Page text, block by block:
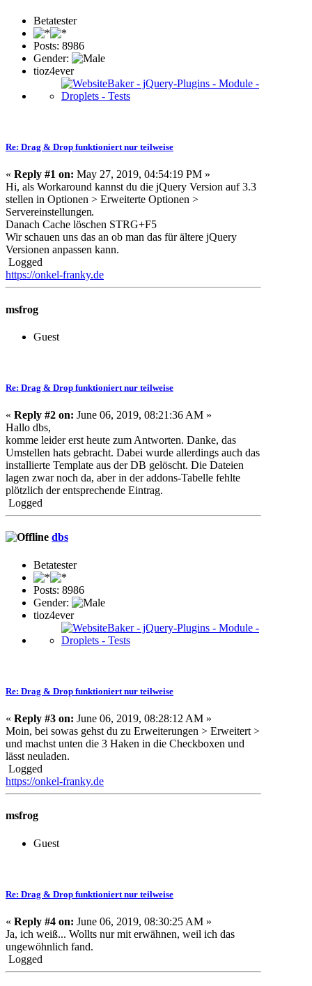
Betatester
Posts: 8986
Gender:
tioz4ever
Re: Drag & Drop funktioniert nur teilweise
« Reply #1 on: May 27, 2019, 04:54:19 PM »
Hi, als Workaround kannst du die jQuery Version auf 3.3
stellen in Optionen > Erweiterte Optionen >
Servereinstellungen.
Danach Cache löschen STRG+F5
Wir schauen uns das an ob man das für ältere jQuery
Versionen anpassen kann.
Logged
https://onkel-franky.de
msfrog
Guest
Re: Drag & Drop funktioniert nur teilweise
« Reply #2 on: June 06, 2019, 08:21:36 AM »
Hallo dbs,
komme leider erst heute zum Antworten. Danke, das
Umstellen hats gebracht. Dabei wurde allerdings auch das
installierte Template aus der DB gelöscht. Die Dateien
lagen zwar noch da, aber in der addons-Tabelle fehlte
plötzlich der entsprechende Eintrag.
Logged
dbs
Betatester
Posts: 8986
Gender:
tioz4ever
Re: Drag & Drop funktioniert nur teilweise
« Reply #3 on: June 06, 2019, 08:28:12 AM »
Moin, bei sowas gehst du zu Erweiterungen > Erweitert >
und machst unten die 3 Haken in die Checkboxen und
lässt neuladen.
Logged
https://onkel-franky.de
msfrog
Guest
Re: Drag & Drop funktioniert nur teilweise
« Reply #4 on: June 06, 2019, 08:30:25 AM »
Ja, ich weiß... Wollts nur mit erwähnen, weil ich das
ungewöhnlich fand.
Logged